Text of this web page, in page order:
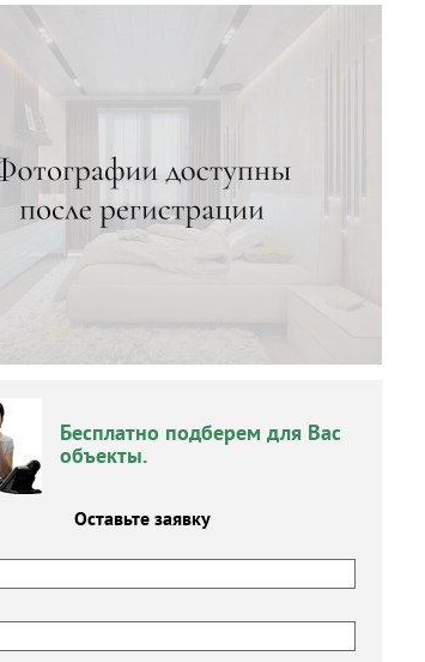
Бесплатно подберем для Вас
объекты.
Оставьте заявку